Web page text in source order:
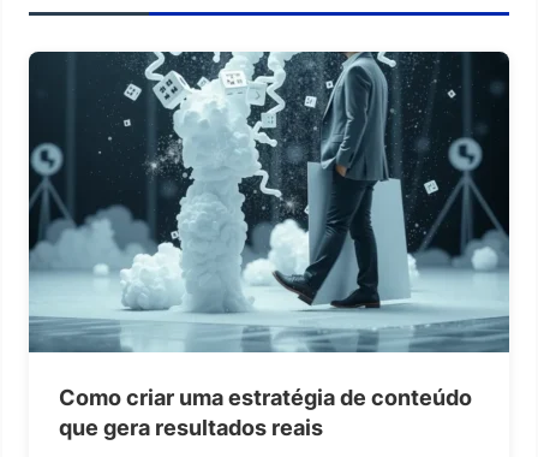
Como criar uma estratégia de conteúdo
que gera resultados reais